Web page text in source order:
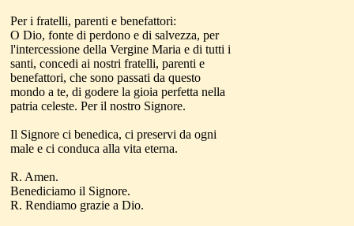
Per i fratelli, parenti e benefattori:
O Dio, fonte di perdono e di salvezza, per
l'intercessione della Vergine Maria e di tutti i
santi, concedi ai nostri fratelli, parenti e
benefattori, che sono passati da questo
mondo a te, di godere la gioia perfetta nella
patria celeste. Per il nostro Signore.
Il Signore ci benedica, ci preservi da ogni
male e ci conduca alla vita eterna.
R. Amen.
Benediciamo il Signore.
R. Rendiamo grazie a Dio.